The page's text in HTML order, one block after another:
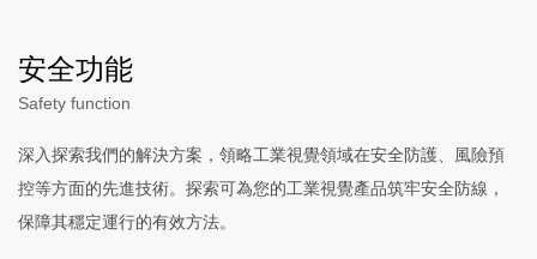
安全功能
Safety function
深入探索我們的解決方案，領略工業視覺領域在安全防護、風險預
控等方面的先進技術。探索可為您的工業視覺產品筑牢安全防線，
保障其穩定運行的有效方法。